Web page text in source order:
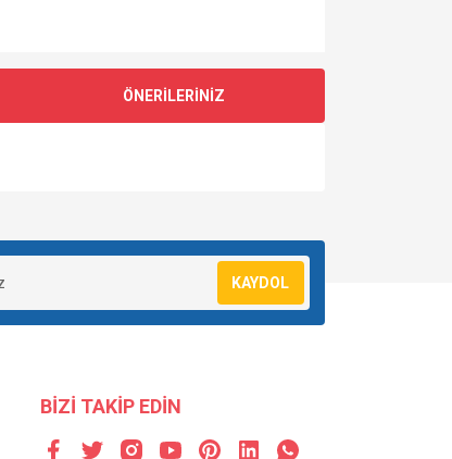
ÖNERİLERİNİZ
KAYDOL
BİZİ TAKİP EDİN